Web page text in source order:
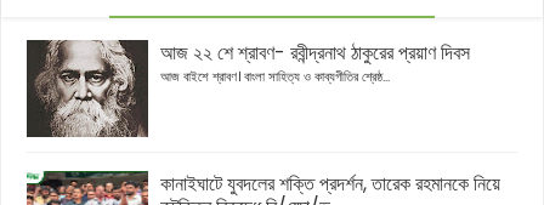
আজ ২২ শে শ্রাবণ- রবীন্দ্রনাথ ঠাকুরের প্রয়াণ দিবস
আজ বাইশে শ্রাবণ। বাংলা সাহিত্য ও কাব্যগীতির শ্রেষ্ঠ...
কানাইঘাটে যুবদলের শক্তি প্রদর্শন, তারেক রহমানকে নিয়ে